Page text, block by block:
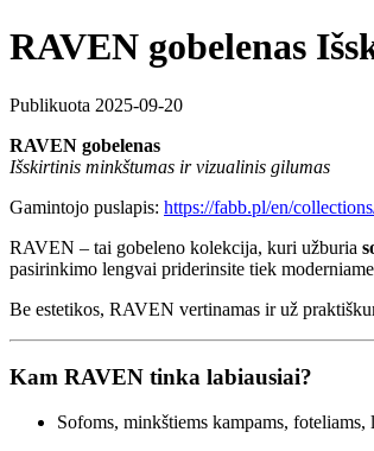
RAVEN gobelenas
Publikuota 2025-09-20
RAVEN gobelenas
Išskirtinis minkštumas ir vizualinis gilumas
Gamintojo puslapis: https://fabb.pl/en/
RAVEN – tai gobeleno kolekcija, kuri užburia
pasirinkimo lengvai priderinsite tiek
Be estetikos, RAVEN vertinamas ir už
Kam RAVEN tinka labiausiai?
Sofoms, minkštiems kampams, foteliams,